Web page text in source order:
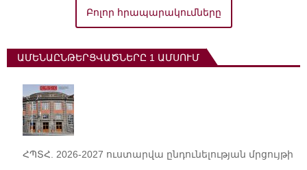
Բոլոր հրապարակումները
ԱՄԵՆԱԸՆԹԵՐՑՎԱԾՆԵՐԸ 1 ԱՄՍՈՒՄ
ՀՊՏՀ. 2026-2027 ուստարվա ընդունելության մրցույթի